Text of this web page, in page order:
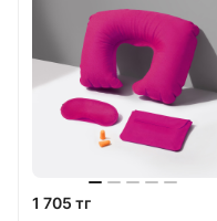
1 705 тг